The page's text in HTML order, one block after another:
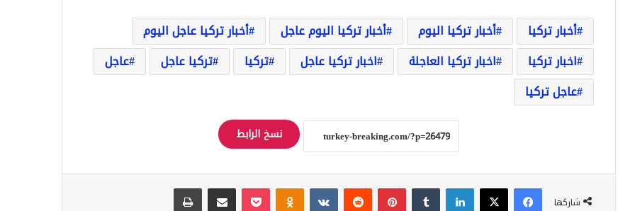
أخبار تركيا أخبار تركيا اليوم أخبار تركيا اليوم عاجل
أخبار تركيا عاجل اليوم
اخبار تركيا
اخبار تركيا العاجلة اخبار تركيا عاجل تركيا تركيا عاجل
عاجل
عاجل تركيا
نسخ الرابط
شاركها
فيسبوك‫X لينكدإن بينتيريست Odnoklassniki
‫Pocket مشاركة عبر البريد طباعة